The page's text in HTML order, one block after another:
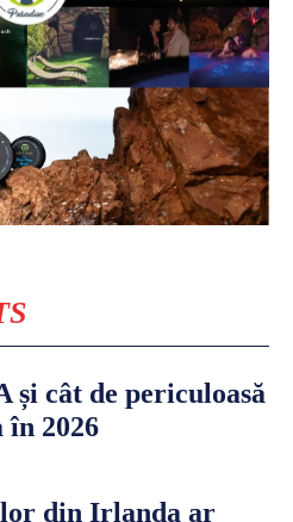
și cât de periculoasă
în 2026
din Irlanda ar